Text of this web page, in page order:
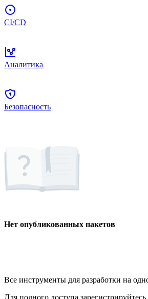
CI/CD
Аналитика
Безопасность
Нет опубликованных пакетов
Все инструменты для разработки на
Для полного доступа